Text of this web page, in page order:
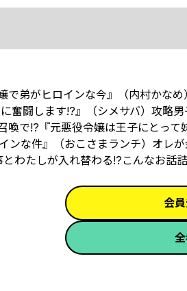
で弟がヒロインな今』（内村かな
奮闘します!?』（シメサバ）攻略
喚で!?『元悪役令嬢は王子にとっ
ンな件』（おこさまランチ）オレ
わたしが入れ替わる!?こんなお話
会